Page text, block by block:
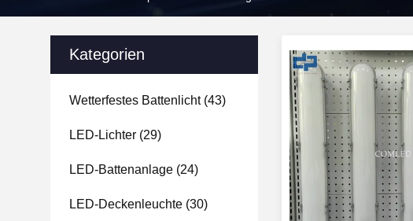
Kategorien
Wetterfestes Battenlicht(43)
LED-Lichter (29)
LED-Battenanlage (24)
LED-Deckenleuchte (30)